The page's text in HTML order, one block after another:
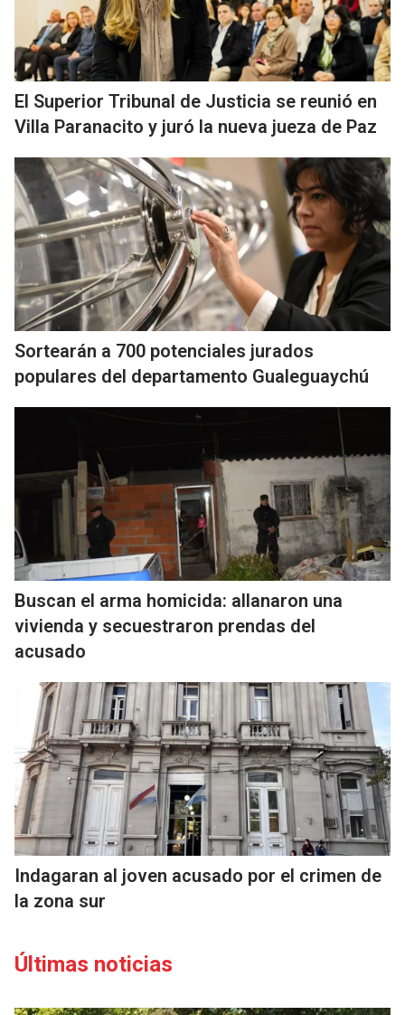
El Superior Tribunal de Justicia se reunió en
Villa Paranacito y juró la nueva jueza de Paz
Sortearán a 700 potenciales jurados
populares del departamento Gualeguaychú
Buscan el arma homicida: allanaron una
vivienda y secuestraron prendas del
acusado
Indagaran al joven acusado por el crimen de
la zona sur
Últimas noticias